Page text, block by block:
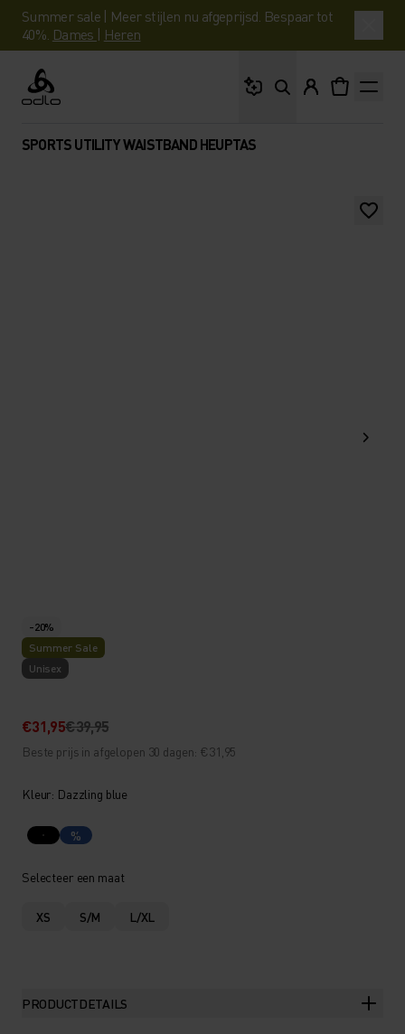
Summer sale | Meer stijlen nu afgeprijsd. Bespaar tot
40%. Dames | Heren
Odlo
SPORTS UTILITY WAISTBAND HEUPTAS
-20%
Summer Sale
Unisex
€31,95€39,95
Beste prijs in afgelopen 30 dagen: €31,95
Kleur: Dazzling blue
%
Selecteer een maat
XS S/M L/XL
PRODUCTDETAILS